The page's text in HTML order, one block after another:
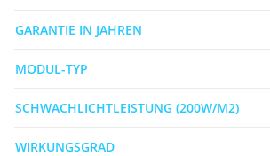
GARANTIE IN JAHREN
MODUL-TYP
SCHWACHLICHTLEISTUNG (200W/M2)
WIRKUNGSGRAD